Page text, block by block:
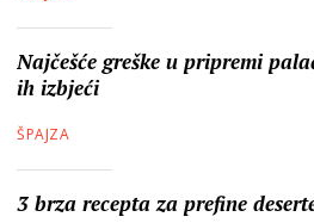
Najčešće greške u pripremi
ih izbjeći
ŠPAJZA
3 brza recepta za prefine